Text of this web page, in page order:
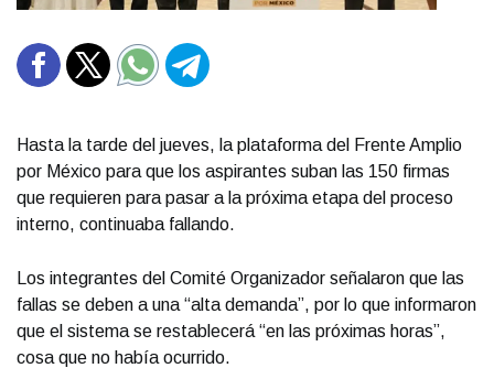
Hasta la tarde del jueves, la plataforma del Frente Amplio
por México para que los aspirantes suban las 150 firmas
que requieren para pasar a la próxima etapa del proceso
interno, continuaba fallando.
Los integrantes del Comité Organizador señalaron que las
fallas se deben a una “alta demanda”, por lo que informaron
que el sistema se restablecerá “en las próximas horas”,
cosa que no había ocurrido.